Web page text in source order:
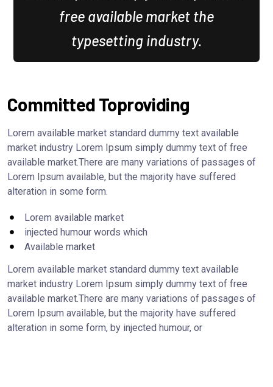
free available market the
typesetting industry.
Committed Toproviding
Lorem available market standard dummy text available
market industry Lorem Ipsum simply dummy text of free
available market.There are many variations of passages of
Lorem Ipsum available, but the majority have suffered
alteration in some form.
Lorem available market
injected humour words which
Available market
Lorem available market standard dummy text available
market industry Lorem Ipsum simply dummy text of free
available market.There are many variations of passages of
Lorem Ipsum available, but the majority have suffered
alteration in some form, by injected humour, or